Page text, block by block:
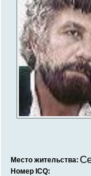
Место жительства:
Номер ICQ: